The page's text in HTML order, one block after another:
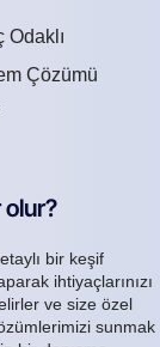
Odaklı
Çözümü
bir keşif
ihtiyaçlarınızı
ve size özel
sunmak